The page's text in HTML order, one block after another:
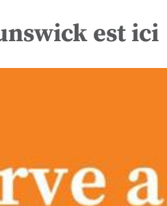
est ici